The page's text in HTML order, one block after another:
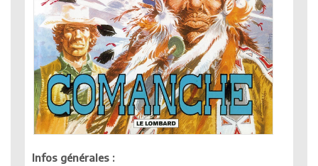
Infos générales :